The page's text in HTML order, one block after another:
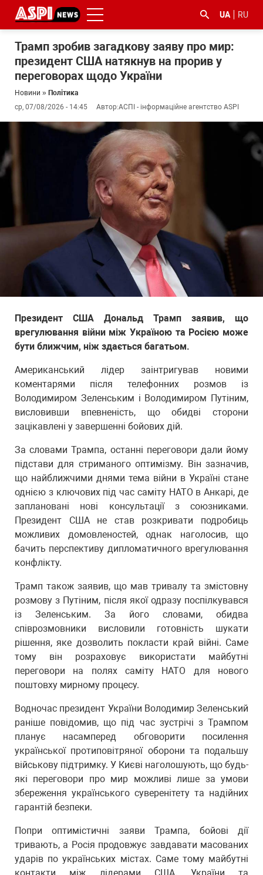
UA RU
Трамп зробив загадкову заяву про мир:
президент США натякнув на прорив у
переговорах щодо України
Новини » Політика
ср, 07/08/2026 - 14:45
Автор:АСПІ - інформаційне агентство ASPI
Президент США Дональд Трамп заявив, що
врегулювання війни між Україною та Росією може
бути ближчим, ніж здається багатьом.
Американський лідер заінтригував новими
коментарями після телефонних розмов із
Володимиром Зеленським і Володимиром Путіним,
висловивши впевненість, що обидві сторони
зацікавлені у завершенні бойових дій.
За словами Трампа, останні переговори дали йому
підстави для стриманого оптимізму. Він зазначив,
що найближчими днями тема війни в Україні стане
однією з ключових під час саміту НАТО в Анкарі, де
заплановані нові консультації з союзниками.
Президент США не став розкривати подробиць
можливих домовленостей, однак наголосив, що
бачить перспективу дипломатичного врегулювання
конфлікту.
Трамп також заявив, що мав тривалу та змістовну
розмову з Путіним, після якої одразу поспілкувався
із Зеленським. За його словами, обидва
співрозмовники висловили готовність шукати
рішення, яке дозволить покласти край війні. Саме
тому він розраховує використати майбутні
переговори на полях саміту НАТО для нового
поштовху мирному процесу.
Водночас президент України Володимир Зеленський
раніше повідомив, що під час зустрічі з Трампом
планує насамперед обговорити посилення
української протиповітряної оборони та подальшу
військову підтримку. У Києві наголошують, що будь-
які переговори про мир можливі лише за умови
збереження українського суверенітету та надійних
гарантій безпеки.
Попри оптимістичні заяви Трампа, бойові дії
тривають, а Росія продовжує завдавати масованих
ударів по українських містах. Саме тому майбутні
#боротьба
#ДФС #Київ